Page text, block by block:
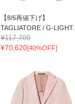
【8/6再値下げ】
TAGLIATORE / G-LIGHT...
¥117,700
¥70,620[40%OFF]